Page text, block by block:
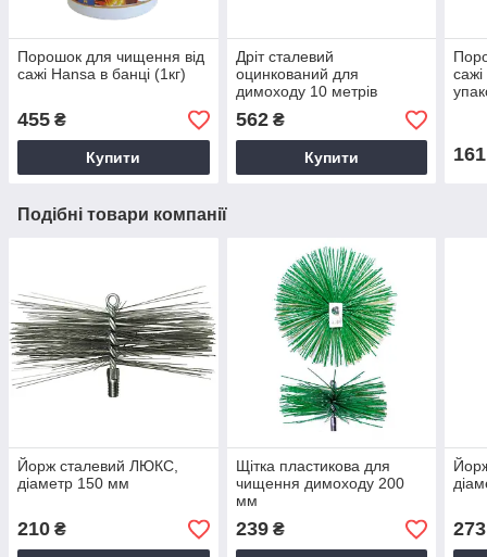
Порошок для чищення від
сажі Hansa в банці (1кг)
455 ₴
Купити
Дріт сталевий
оцинкований для
димоходу 10 метрів
562₴
Купити 161
Подібні товари компанії
Йорж сталевий ЛЮКС,
діаметр 150 мм
210 ₴
Щітка пластикова для
чищення димоходу 200
мм
239₴ 273